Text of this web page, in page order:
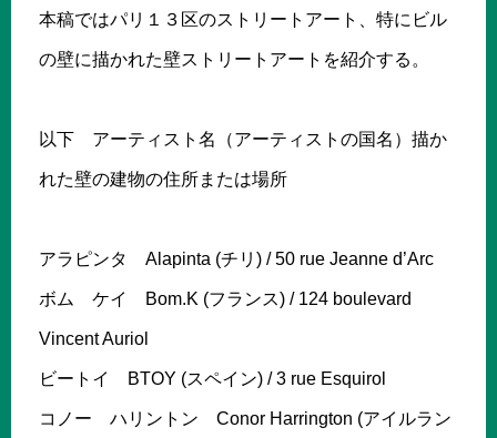
本稿ではパリ１３区のストリートアート、特にビル
の壁に描かれた壁ストリートアートを紹介する。
以下 アーティスト名（アーティストの国名）描か
れた壁の建物の住所または場所
アラピンタ Alapinta (チリ) / 50 rue Jeanne d’Arc
ボム ケイ Bom.K (フランス) / 124 boulevard
Vincent Auriol
ビートイ BTOY (スペイン) / 3 rue Esquirol
コノー ハリントン Conor Harrington (アイルラン